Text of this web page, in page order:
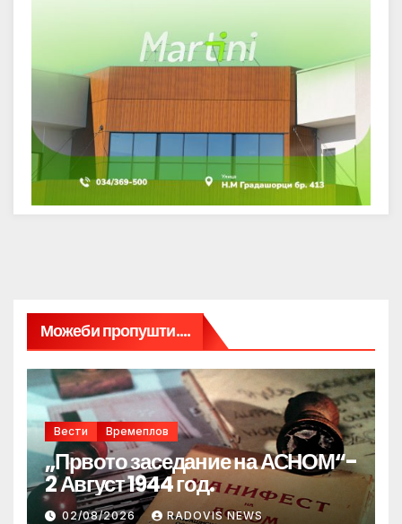
Можеби пропушти....
Вести Времеплов
„Првото заседание на АСНОМ“-
2 Август 1944 год.
02/08/2026 RADOVIS NEWS